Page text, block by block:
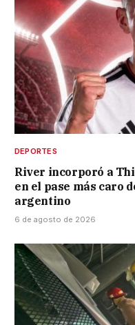
DEPORTES
River incorporó a
en el pase más caro
argentino
6 de agosto de 2026